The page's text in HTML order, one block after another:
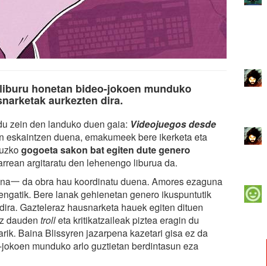
honetan bideo-jokoen munduko
aurkezten dira.
zein den landuko duen gaia: Videojuegos desde
eskaintzen duena, emakumeek bere ikerketa eta
gogoeta sakon bat egiten dute genero
argitaratu den lehenengo liburua da.
一 da obra hau koordinatu duena. Amores ezaguna
Bere lanak gehienetan genero ikuspuntutik
Gazteleraz hausnarketa hauek egiten dituen
dauden trolleta kritikatzaileak piztea eragin du
Baina Blissyren jazarpena kazetari gisa ez da
munduko arlo guztietan berdintasun eza